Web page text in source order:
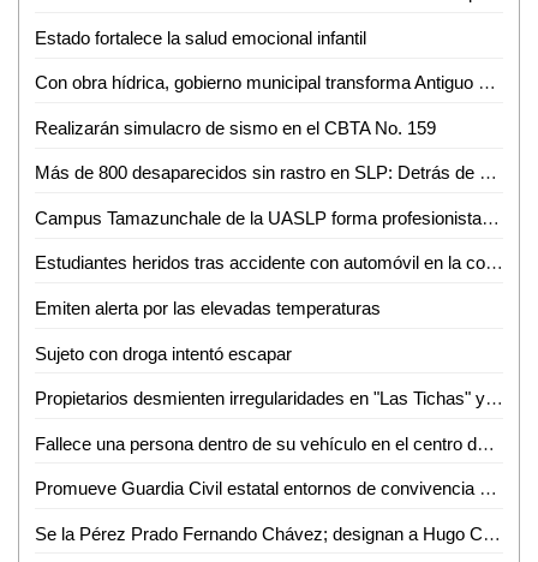
Estado fortalece la salud emocional infantil
Con obra hídrica, gobierno municipal transforma Antiguo Tambolón
Realizarán simulacro de sismo en el CBTA No. 159
Más de 800 desaparecidos sin rastro en SLP: Detrás de cada número hay una historia pendiente
Campus Tamazunchale de la UASLP forma profesionistas preparados para enfrentar retos del ámbito financiero
Estudiantes heridos tras accidente con automóvil en la colonia Pueblo Nuevo
Emiten alerta por las elevadas temperaturas
Sujeto con droga intentó escapar
Propietarios desmienten irregularidades en "Las Tichas" y acusa de violencia al MHD
Fallece una persona dentro de su vehículo en el centro de Aquismón
Promueve Guardia Civil estatal entornos de convivencia y fortalecimiento familiar en el altiplano
Se la Pérez Prado Fernando Chávez; designan a Hugo Contreras como delegado del PRI en San Luis